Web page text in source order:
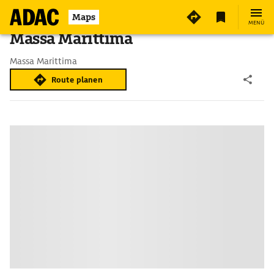
Maps MENÜ
Massa Marittima
Massa Marittima
Route planen